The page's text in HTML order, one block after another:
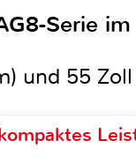
Serie
und 55 Zoll